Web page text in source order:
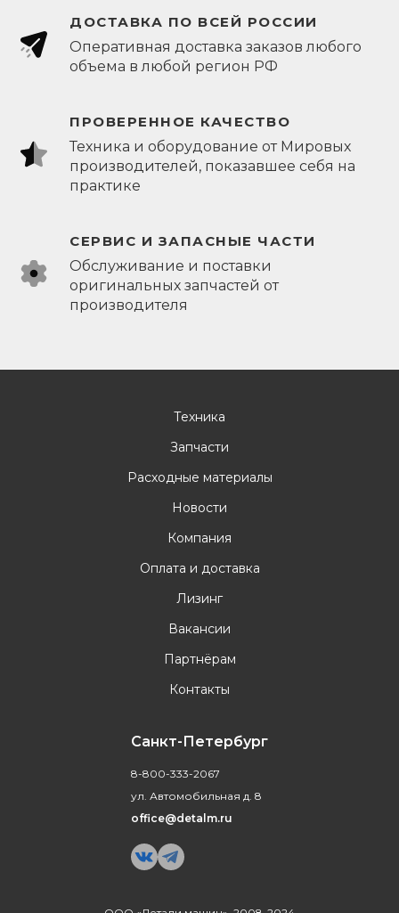
ДОСТАВКА ПО ВСЕЙ РОССИИ
Оперативная доставка заказов любого
объема в любой регион РФ
ПРОВЕРЕННОЕ КАЧЕСТВО
Техника и оборудование от Мировых
производителей, показавшее себя на
практике
СЕРВИС И ЗАПАСНЫЕ ЧАСТИ
Обслуживание и поставки
оригинальных запчастей от
производителя
Техника
Запчасти
Расходные материалы
Новости
Компания
Оплата и доставка
Лизинг
Вакансии
Партнёрам
Контакты
Санкт-Петербург
8-800-333-2067
ул. Автомобильная д. 8
office@detalm.ru